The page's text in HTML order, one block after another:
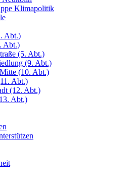
Klimapolitik
Abt.)
Abt.)
(5. Abt.)
(9. Abt.)
(10. Abt.)
Abt.)
(12. Abt.)
Abt.)